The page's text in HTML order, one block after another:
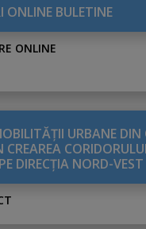
ONLINE BULETINE
ONLINE
URBANE DIN
DIRECŢIA NORD-VEST